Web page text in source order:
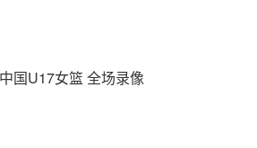
国U17女篮 全场录像